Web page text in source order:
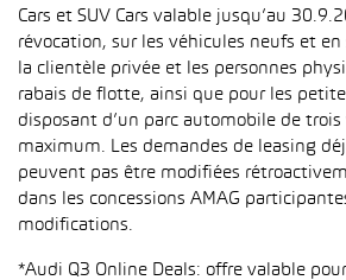
Cars et SUV Cars valable jusqu’au
révocation, sur les véhicules neufs et en
la clientèle privée et les personnes
rabais de flotte, ainsi que pour les
disposant d’un parc automobile de trois
maximum. Les demandes de leasing
peuvent pas être modifiées
dans les concessions AMAG
modifications.
*Audi Q3 Online Deals: offre valable